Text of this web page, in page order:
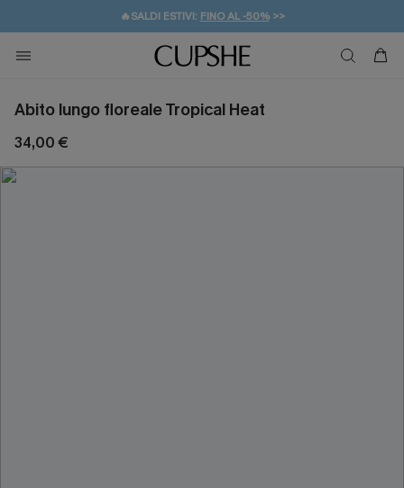
🔥SALDI ESTIVI: FINO AL -50%>>
🚚SPEDIZIONE GRATUITA DA 49€
💌REGALO PER I NUOVI: 20% DI SCONTO*
Abito lungo floreale Tropical Heat
34,00 €